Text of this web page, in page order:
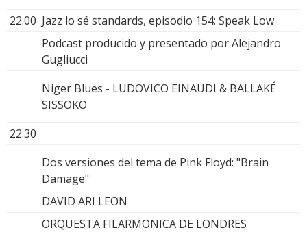
22.00 Jazz lo sé standards, episodio 154: Speak Low
Podcast producido y presentado por Alejandro
Gugliucci
Niger Blues - LUDOVICO EINAUDI & BALLAKÉ
SISSOKO
22.30
Dos versiones del tema de Pink Floyd: "Brain
Damage"
DAVID ARI LEON
ORQUESTA FILARMONICA DE LONDRES